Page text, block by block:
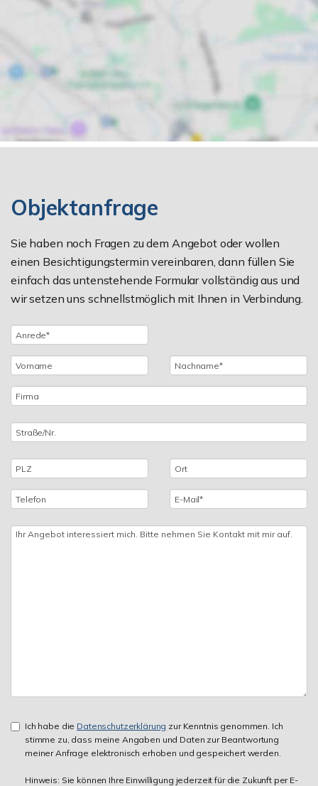
Objektanfrage
Sie haben noch Fragen zu dem Angebot oder wollen
einen Besichtigungstermin vereinbaren, dann füllen Sie
einfach das untenstehende Formular vollständig aus und
wir setzen uns schnellstmöglich mit Ihnen in Verbindung.
Ich habe die Datenschutzerklärung zur Kenntnis genommen. Ich
stimme zu, dass meine Angaben und Daten zur Beantwortung
meiner Anfrage elektronisch erhoben und gespeichert werden.
Hinweis: Sie können Ihre Einwilligung jederzeit für die Zukunft per E-